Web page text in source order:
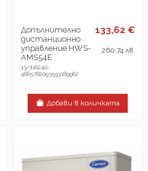
Допълнително
дистанционно
управление HWS-
AMS54E
13/116240-
4665782093593189962
133,62 €
260,74 лв.
Добави в количката